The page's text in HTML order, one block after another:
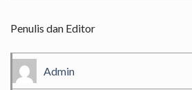
Penulis dan Editor
Admin